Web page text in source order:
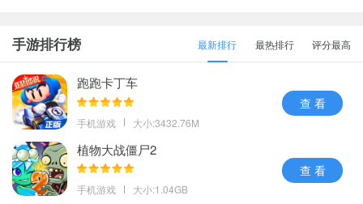
手游排行榜 最新排行 最热排行 评分最高
跑跑卡丁车
手机游戏 大小:3432.76M
查 看
植物大战僵尸2
手机游戏 大小:1.04GB
查 看